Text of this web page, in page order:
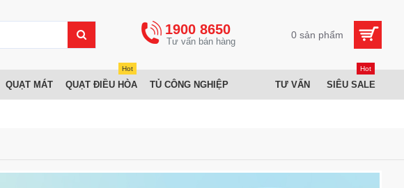
1900 8650 0 sản phẩm
QUẠT MÁT QUẠT ĐIỀU HÒA
Hot
TỦ CÔNG NGHIỆP TƯ VẤN SIÊU SALE
Hot